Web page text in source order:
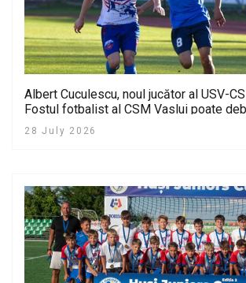
Albert Cuculescu, noul jucător al USV-
Fostul fotbalist al CSM Vaslui poate
Cupa României
28 July 2026